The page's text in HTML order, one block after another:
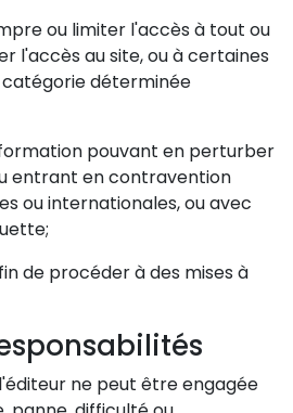
ou limiter l'accès à tout ou
l'accès au site, ou à certaines
catégorie déterminée
pouvant en perturber
entrant en contravention
ou internationales, ou avec
de procéder à des mises à
ne peut être engagée